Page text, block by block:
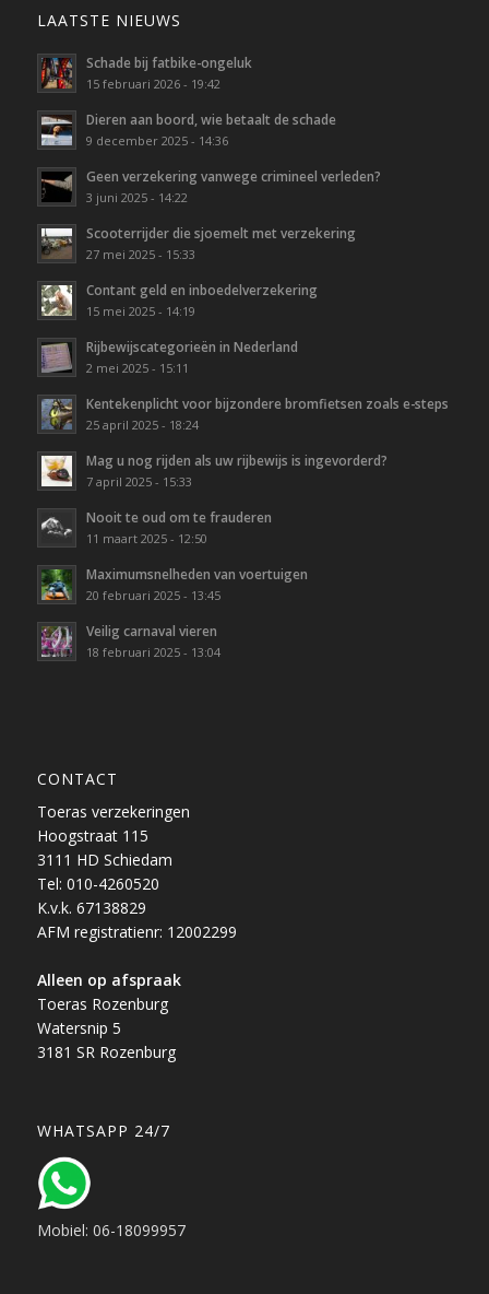
LAATSTE NIEUWS
Schade bij fatbike-ongeluk
15 februari 2026 - 19:42
Dieren aan boord, wie betaalt de schade
9 december 2025 - 14:36
Geen verzekering vanwege crimineel verleden?
3 juni 2025 - 14:22
Scooterrijder die sjoemelt met verzekering
27 mei 2025 - 15:33
Contant geld en inboedelverzekering
15 mei 2025 - 14:19
Rijbewijscategorieën in Nederland
2 mei 2025 - 15:11
Kentekenplicht voor bijzondere bromfietsen zoals e-steps
25 april 2025 - 18:24
Mag u nog rijden als uw rijbewijs is ingevorderd?
7 april 2025 - 15:33
Nooit te oud om te frauderen
11 maart 2025 - 12:50
Maximumsnelheden van voertuigen
20 februari 2025 - 13:45
Veilig carnaval vieren
18 februari 2025 - 13:04
CONTACT
Toeras verzekeringen
Hoogstraat 115
3111 HD Schiedam
Tel: 010-4260520
K.v.k. 67138829
AFM registratienr: 12002299
Alleen op afspraak
Toeras Rozenburg
Watersnip 5
3181 SR Rozenburg
WHATSAPP 24/7
Mobiel: 06-18099957